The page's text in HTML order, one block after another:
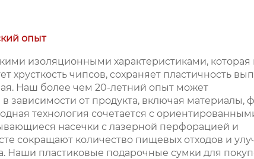
опыт
изоляционными характеристиками, которая
хрусткость чипсов, сохраняет пластичность
Наш более чем 20-летний опыт может
от продукта, включая материалы,
технология сочетается с
насечки с лазерной перфорацией и
сокращают количество пищевых отходов и
Наши пластиковые подарочные сумки для